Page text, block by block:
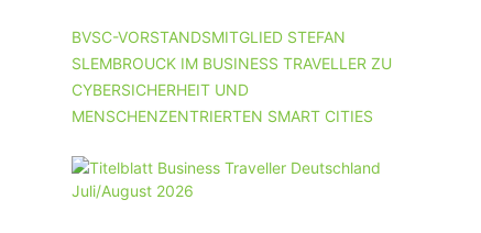
BVSC-VORSTANDSMITGLIED STEFAN
SLEMBROUCK IM BUSINESS TRAVELLER ZU
CYBERSICHERHEIT UND
MENSCHENZENTRIERTEN SMART CITIES